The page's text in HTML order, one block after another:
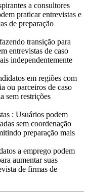
a consultores
praticar entrevistas e
de preparação
transição para
entrevistas de caso
independentemente
em regiões com
ou parceiros de caso
sem restrições
: Usuários podem
sem coordenação
preparação mais
a emprego podem
aumentar suas
de firmas de